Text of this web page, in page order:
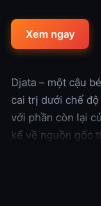
Xem ngay
Djata – một cậu
cai trị dưới chế
với phần còn lại
kể về nguồn gốc